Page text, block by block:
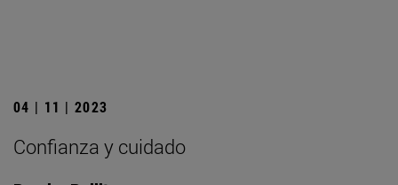
04 | 11 | 2023
Confianza y cuidado